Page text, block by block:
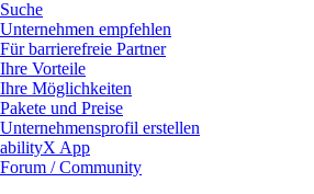
Suche
Unternehmen empfehlen
Für barrierefreie Partner
Ihre Vorteile
Ihre Möglichkeiten
Pakete und Preise
Unternehmensprofil erstellen
abilityX App
Forum / Community